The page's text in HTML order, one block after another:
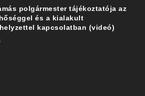
polgármester tájékoztatója az
és a kialakult
kapcsolatban (videó)